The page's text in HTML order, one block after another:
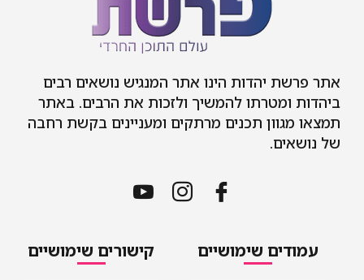
אתר פרשת יהדות הינו אתר המנגיש נושאים רבים
ביהדות ומטרתו להמשיך ולזכות את הרבים. באתר
תמצאו מגוון תכנים מרתקים ומעניינים בקשת רחבה
של נושאים.
עמודים שימושיים קישורים שימושיים